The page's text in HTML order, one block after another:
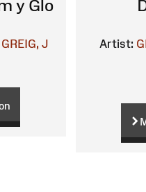
y Glo
GREIG, J Artist: